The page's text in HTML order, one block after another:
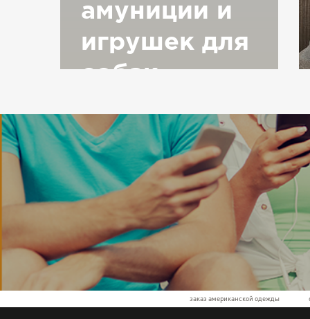
амуниции и
игрушек для
собак
заказ американской одежды